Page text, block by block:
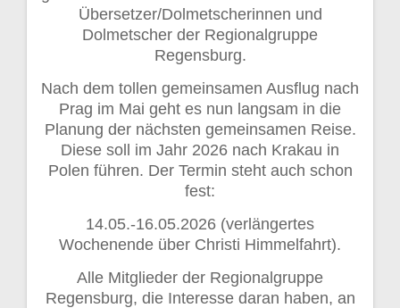
Übersetzer/Dolmetscherinnen und
Dolmetscher der Regionalgruppe
Regensburg.
Nach dem tollen gemeinsamen Ausflug nach
Prag im Mai geht es nun langsam in die
Planung der nächsten gemeinsamen Reise.
Diese soll im Jahr 2026 nach Krakau in
Polen führen. Der Termin steht auch schon
fest:
14.05.-16.05.2026 (verlängertes
Wochenende über Christi Himmelfahrt).
Alle Mitglieder der Regionalgruppe
Regensburg, die Interesse daran haben, an